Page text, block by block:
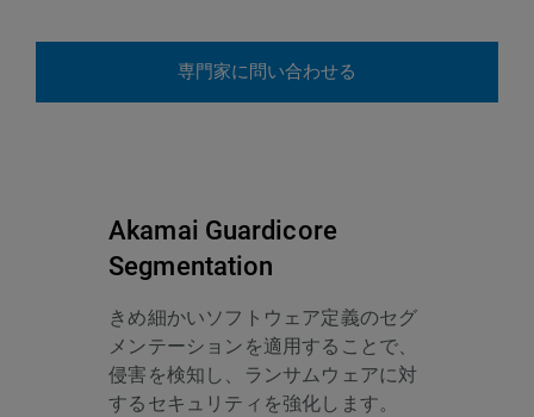
専門家に問い合わせる
Akamai Guardicore
Segmentation
きめ細かいソフトウェア定義のセグ
メンテーションを適用することで、
侵害を検知し、ランサムウェアに対
するセキュリティを強化します。